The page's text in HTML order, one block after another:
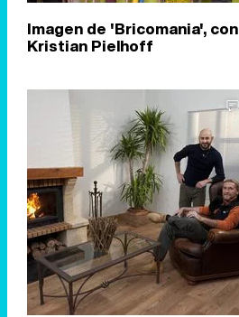
Imagen de 'Bricomania', con
Kristian Pielhoff